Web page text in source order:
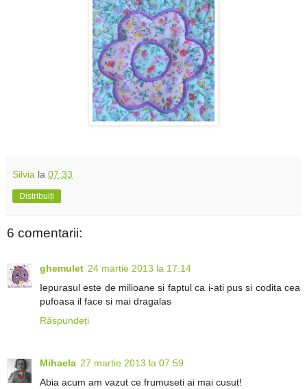
Silvia la 07:33
Distribuiți
6 comentarii:
ghemulet 24 martie 2013 la 17:14
Iepurasul este de milioane si faptul ca i-ati pus si codita cea
pufoasa il face si mai dragalas
Răspundeți
Mihaela 27 martie 2013 la 07:59
Abia acum am vazut ce frumuseti ai mai cusut!